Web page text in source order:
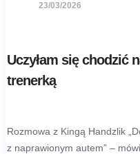
23/03/2026
Uczyłam się chodzić
trenerką
Rozmowa z Kingą Handzlik
z naprawionym autem” –